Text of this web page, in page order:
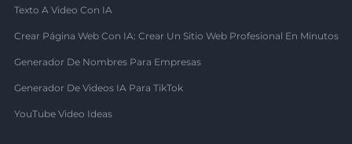
Texto A Video Con IA
Crear Página Web Con IA: Crear Un Sitio Web Profesional En Minutos
Generador De Nombres Para Empresas
Generador De Videos IA Para TikTok
YouTube Video Ideas